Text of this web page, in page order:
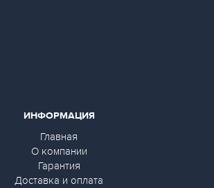
ИНФОРМАЦИЯ
Главная
О компании
Гарантия
Доставка и оплата